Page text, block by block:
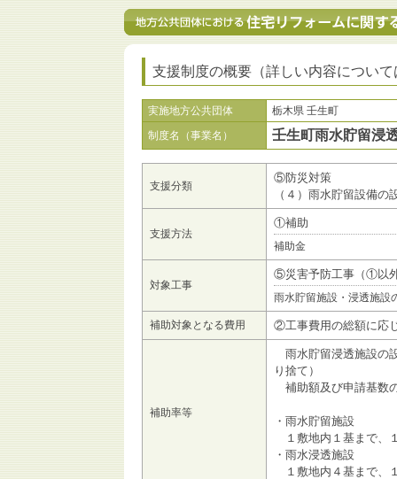
支援制度の概要（詳しい内容につい
実施地方公共団体
栃木県 壬生町
制度名（事業名）
壬生町雨水貯留浸
支援分類
⑤防災対策
（４）雨水貯留設備の
支援方法
①補助
補助金
対象工事
⑤災害予防工事（①以
雨水貯留施設・浸透施設
補助対象となる費用 ②工事費用の総額に応
補助率等
雨水貯留浸透施設の
り捨て）
補助額及び申請基数
・雨水貯留施設
１敷地内１基まで、
・雨水浸透施設
１敷地内４基まで、